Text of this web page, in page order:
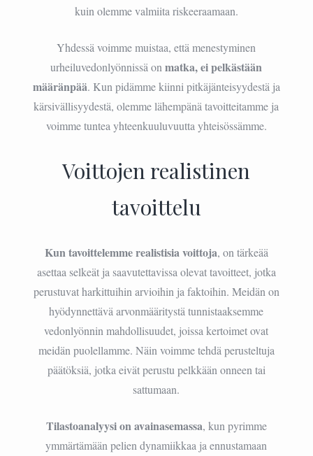
kuin olemme valmiita riskeeraamaan.
Yhdessä voimme muistaa, että menestyminen
urheiluvedonlyönnissä onmatka, ei pelkästään
määränpää. Kun pidämme kiinni pitkäjänteisyydestä ja
kärsivällisyydestä, olemme lähempänä tavoitteitamme ja
voimme tuntea yhteenkuuluvuutta yhteisössämme.
Voittojen realistinen
tavoittelu
Kun tavoittelemme realistisia voittoja, on tärkeää
asettaa selkeät ja saavutettavissa olevat tavoitteet, jotka
perustuvat harkittuihin arvioihin ja faktoihin. Meidän on
hyödynnettävä arvonmääritystä tunnistaaksemme
vedonlyönnin mahdollisuudet, joissa kertoimet ovat
meidän puolellamme. Näin voimme tehdä perusteltuja
päätöksiä, jotka eivät perustu pelkkään onneen tai
sattumaan.
Tilastoanalyysi on avainasemassa, kun pyrimme
ymmärtämään pelien dynamiikkaa ja ennustamaan